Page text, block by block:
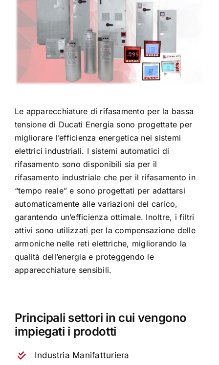
Italiano
Le apparecchiature di rifasamento per la bassa
tensione di Ducati Energia sono progettate per
migliorare l’efficienza energetica nei sistemi
elettrici industriali. I sistemi automatici di
rifasamento sono disponibili sia per il
rifasamento industriale che per il rifasamento in
“tempo reale” e sono progettati per adattarsi
automaticamente alle variazioni del carico,
garantendo un’efficienza ottimale. Inoltre, i filtri
attivi sono utilizzati per la compensazione delle
armoniche nelle reti elettriche, migliorando la
qualità dell’energia e proteggendo le
apparecchiature sensibili.
Principali settori in cui vengono
impiegati i prodotti
Industria Manifatturiera